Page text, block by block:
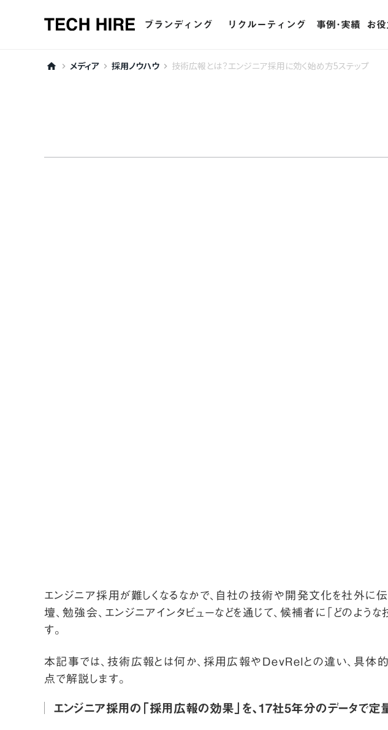
ブランディング
ー 採用ブランディング
リクルーティング
ーリクルーティング (RPO)
事例･実績 お
home keyboard_arrow_right メディア keyboard_arrow_right 採用ノウハウ keyboard_arrow_right 技術広報とは？エンジニア採用に効く始め方5ステップ
エンジニア採用が難しくなるなかで、自社の技術や開発文化を社外に
壇、勉強会、エンジニアインタビューなどを通じて、候補者に「どのよ
す。
本記事では、技術広報とは何か、採用広報やDevRelとの違い、具
点で解説します。
エンジニア採用の「採用広報の効果」を、17社5年分のデータで